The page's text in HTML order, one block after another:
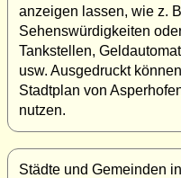
anzeigen lassen, wie z.
Sehenswürdigkeiten
Tankstellen,
usw. Ausgedruckt
Stadtplan von
nutzen.
Städte und Gemeinden